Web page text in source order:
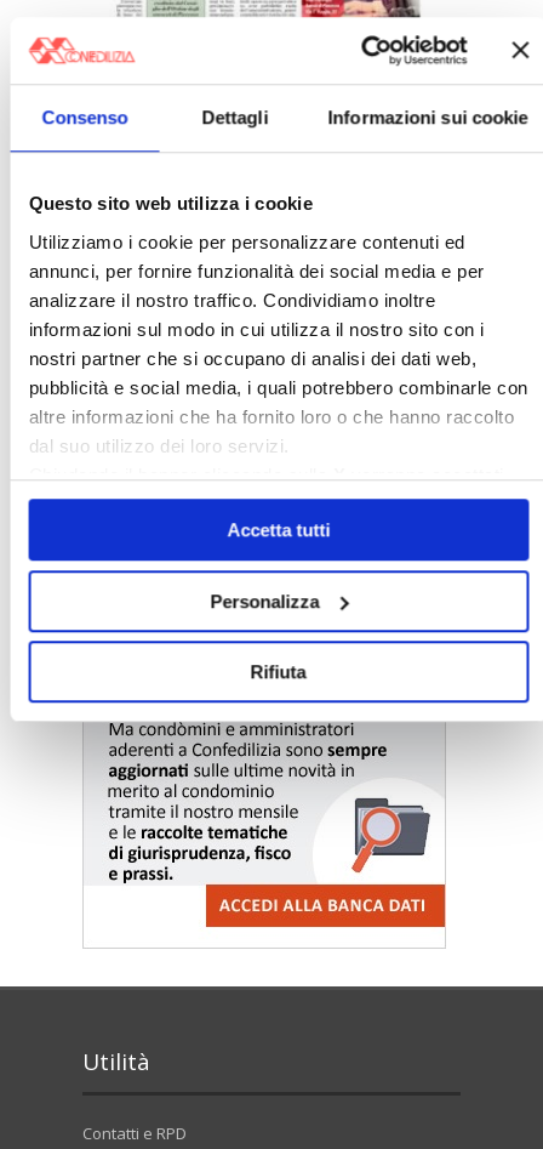
Consenso Dettagli Informazioni sui cookie
Questo sito web utilizza i cookie
Utilizziamo i cookie per personalizzare contenuti ed
annunci, per fornire funzionalità dei social media e per
analizzare il nostro traffico. Condividiamo inoltre
informazioni sul modo in cui utilizza il nostro sito con i
nostri partner che si occupano di analisi dei dati web,
pubblicità e social media, i quali potrebbero combinarle con
altre informazioni che ha fornito loro o che hanno raccolto
dal suo utilizzo dei loro servizi.
Chiudendo il banner cliccando sullaXverranno accettati
solo i cookie necessari.
Accetta tutti
Personalizza
Rifiuta
Italia Oggi – Luglio 2026
〉 Rubriche
〉 Notizie e Banche dati
Utilità
Contatti e RPD